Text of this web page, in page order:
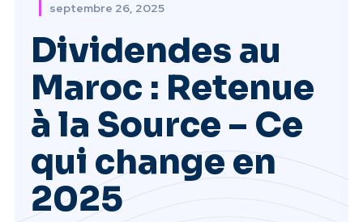
septembre 26, 2025
Dividendes au
Maroc : Retenue
à la Source – Ce
qui change en
2025